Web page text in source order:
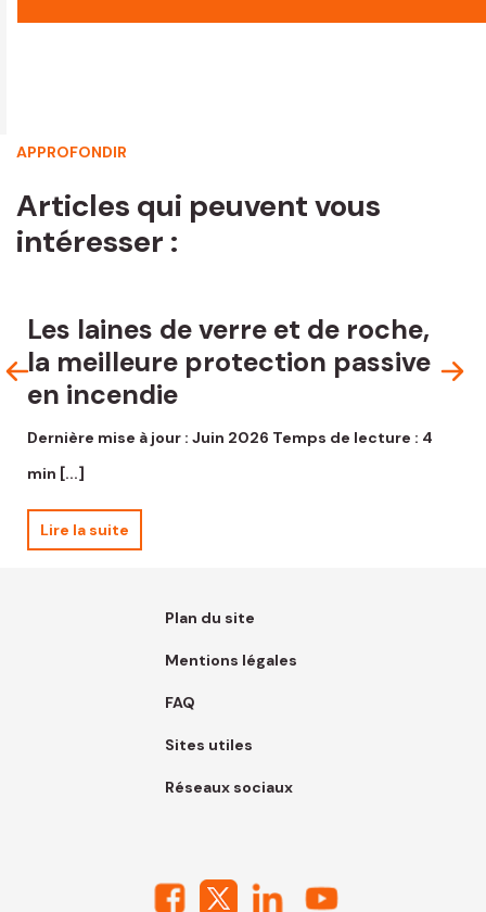
APPROFONDIR
Articles qui peuvent vous
intéresser :
Les laines de verre et de roche,
la meilleure protection passive
en incendie
Dernière mise à jour : Juin 2026 Temps de lecture : 4
min [...]
Lire la suite
Plan du site
Mentions légales
FAQ
Sites utiles
Réseaux sociaux